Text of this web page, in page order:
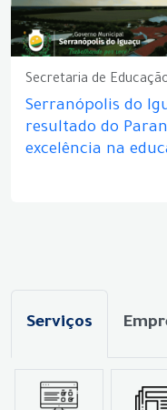
Secretaria de
Serranópolis do
resultado do
excelência na
Serviços